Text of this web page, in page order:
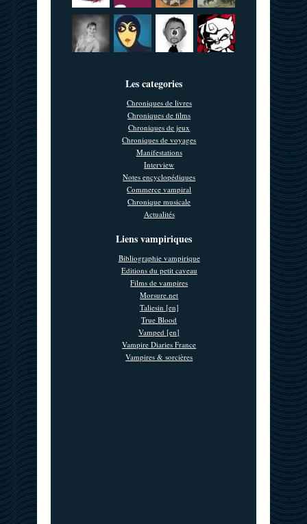
Les categories
Chroniques de livres
Chroniques de films
Chroniques de jeux
Chroniques de voyages
Manifestations
Interview
Notes encyclopédiques
Commerce vampiral
Chronique musicale
Actualités
Liens vampiriques
Bibliographie vampirique
Editions du petit caveau
Films de vampires
Morsure.net
Taliesin [en]
True Blood
Vamped [en]
Vampire Diaries France
Vampires & sorcières